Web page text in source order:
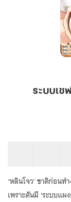
ร
สุ่ม
อ
ระบบเช
‘หลินโจว’ ชาติก่อน
เพราะดันมี ‘ระบบแ